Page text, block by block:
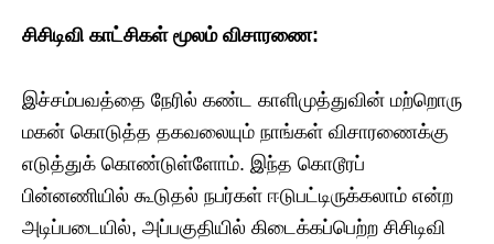
சிசிடிவி காட்சிகள் மூலம் விசாரணை:
இச்சம்பவத்தை நேரில் கண்ட காளிமுத்துவின் மற்றொரு
மகன் கொடுத்த தகவலையும் நாங்கள் விசாரணைக்கு
எடுத்துக் கொண்டுள்ளோம். இந்த கொடூரப்
பின்னணியில் கூடுதல் நபர்கள் ஈடுபட்டிருக்கலாம் என்ற
அடிப்படையில், அப்பகுதியில் கிடைக்கப்பெற்ற சிசிடிவி